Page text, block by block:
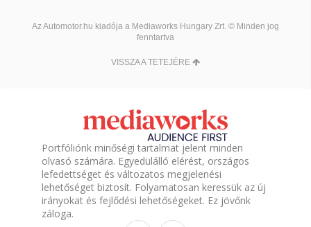
Az Automotor.hu kiadója a Mediaworks Hungary Zrt. © Minden jog
fenntartva
VISSZA A TETEJÉRE
Portfóliónk minőségi tartalmat jelent minden
olvasó számára. Egyedülálló elérést, országos
lefedettséget és változatos megjelenési
lehetőséget biztosít. Folyamatosan keressük az új
irányokat és fejlődési lehetőségeket. Ez jövőnk
záloga.